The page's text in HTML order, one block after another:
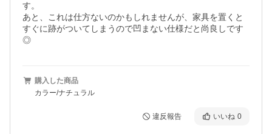
す。
あと、これは仕方ないのかもしれませんが、家具を置くと
すぐに跡がついてしまうので凹まない仕様だと尚良しです
◎
購入した商品
カラー/ナチュラル
違反報告 いいね 0